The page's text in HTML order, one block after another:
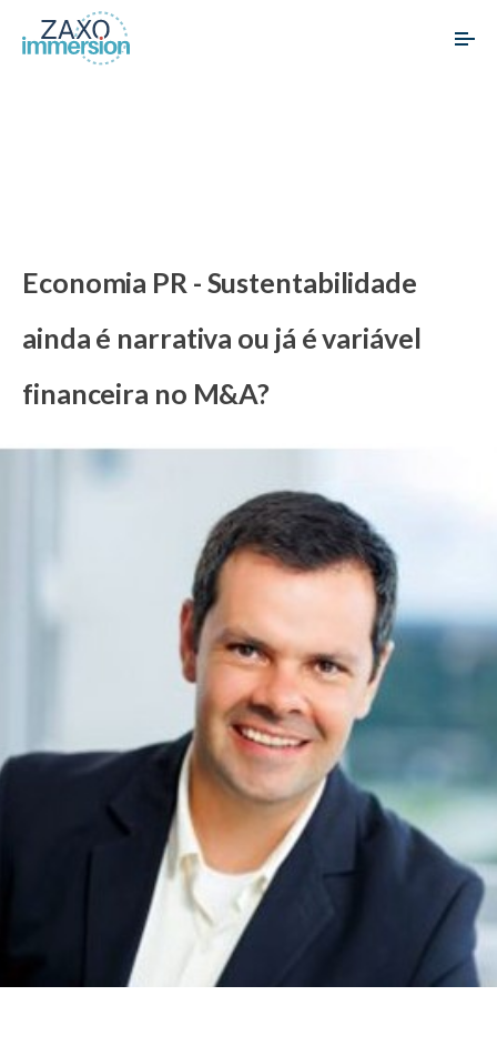
Economia PR - Sustentabilidade
ainda é narrativa ou já é variável
financeira no M&A?